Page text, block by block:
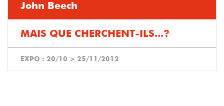
John Beech
MAIS QUE CHERCHENT-ILS...?
EXPO : 20/10 > 25/11/2012